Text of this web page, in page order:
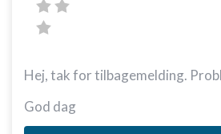
Hej, tak for tilbagemelding.
God dag